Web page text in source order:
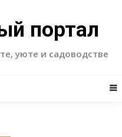
портал
уюте и садоводстве